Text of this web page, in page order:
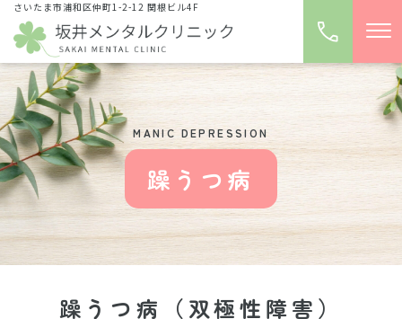
さいたま市浦和区仲町1-2-12 関根ビル4F
MANIC DEPRESSION
躁うつ病
躁うつ病（双極性障害）